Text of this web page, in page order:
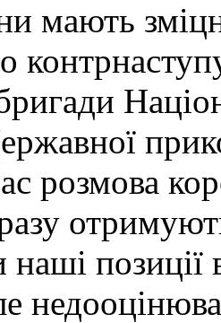
мають
розмова
позиції